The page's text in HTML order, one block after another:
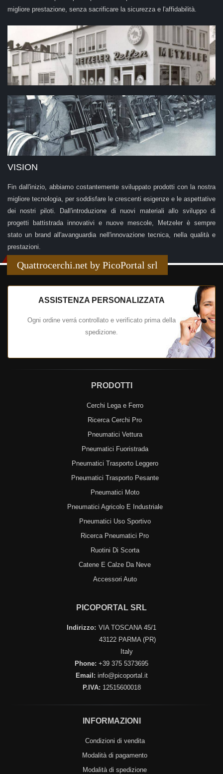
migliore prestazione, senza sacrificare la sicurezza e l'affidabilità.
VISION
Fin dall'inizio, abbiamo costantemente sviluppato prodotti con la nostra
migliore tecnologia, per soddisfare le crescenti esigenze e le aspettative
dei nostri piloti. Dall'introduzione di nuovi materiali allo sviluppo di
progetti battistrada innovativi e nuove mescole, Metzeler è sempre
stato un brand all'avanguardia nell'innovazione tecnica, nella qualità e
prestazioni.
Quattrocerchi.net by PicoPortal srl
ASSISTENZA PERSONALIZZATA
Ogni ordine verrá controllato e verificato prima della
spedizione.
PRODOTTI
Cerchi Lega e Ferro
Ricerca Cerchi Pro
Pneumatici Vettura
Pneumatici Fuoristrada
Pneumatici Trasporto Leggero
Pneumatici Trasporto Pesante
Pneumatici Moto
Pneumatici Agricolo E Industriale
Pneumatici Uso Sportivo
Ricerca Pneumatici Pro
Ruotini Di Scorta
Catene E Calze Da Neve
Accessori Auto
PICOPORTAL SRL
Indirizzo: VIA TOSCANA 45/1
43122 PARMA (PR)
Italy
Phone: +39 375 5373695
Email: info@picoportal.it
P.IVA: 12515600018
INFORMAZIONI
Condizioni di vendita
Modalità di pagamento
Modalità di spedizione